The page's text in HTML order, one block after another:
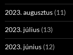
2023. augusztus (11)
2023. július (13)
2023. június (12)